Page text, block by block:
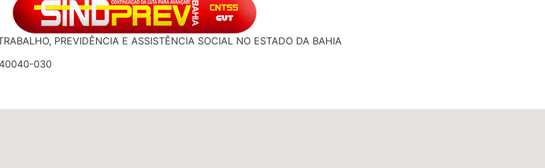
PREVIDÊNCIA E ASSISTÊNCIA SOCIAL NO ESTADO DA BAHIA
030